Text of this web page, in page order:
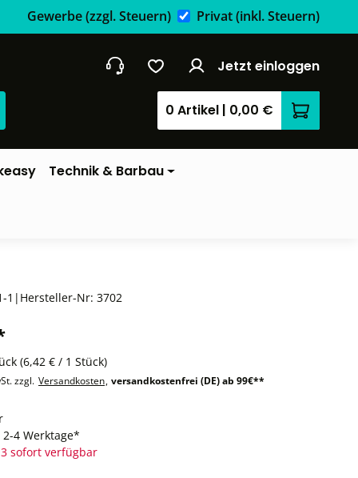
Gewerbe(zzgl. Steuern) Privat(inkl. Steuern)
Jetzt einloggen
0 Artikel | 0,00 €
Technik & Barbau
1 | Hersteller-Nr: 3702
(6,42 € / 1 Stück)
zzgl. Versandkosten, versandkostenfrei (DE) ab 99€**
4 Werktage*
sofort verfügbar